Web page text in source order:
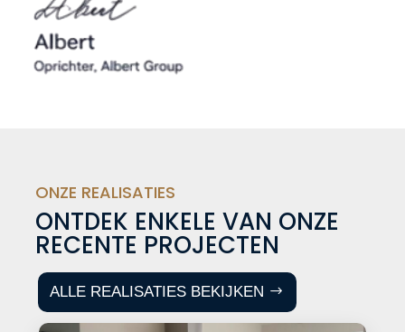
ONZE REALISATIES
ONTDEK ENKELE VAN ONZE
RECENTE PROJECTEN
ALLE REALISATIES BEKIJKEN